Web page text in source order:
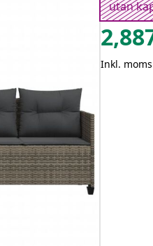
utan
Inkl. moms